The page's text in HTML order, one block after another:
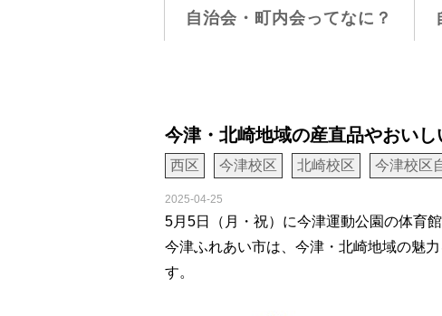
自治会・町内会ってなに？
今津・北崎地域の産直品やおい
西区 今津校区 北崎校区 今津校区
2025-04-25
5月5日（月・祝）に今津運動公園の体育
今津ふれあい市は、今津・北崎地域の魅
す。